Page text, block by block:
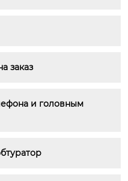
заказ
и головным